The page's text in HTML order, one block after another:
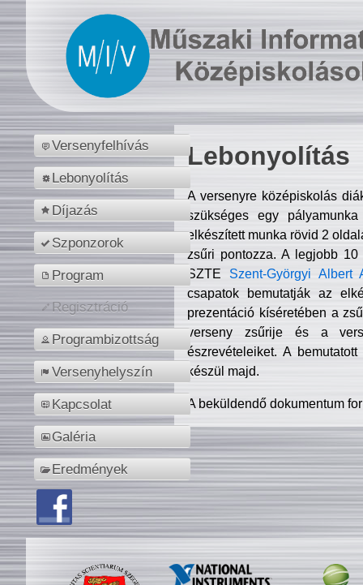
Versenyfelhívás
Lebonyolítás
Díjazás
Szponzorok
Program
Regisztráció
Programbizottság
Versenyhelyszín
Kapcsolat
Galéria
Eredmények
Lebonyolítás
A versenyre középiskolás
szükséges egy
elkészített munka rövid 2
zsűri pontozza. A legjobb
SZTE Szent-Györgyi Albert
csapatok bemutatják az
prezentáció kíséretében a
verseny zsűrije és a
észrevételeiket. A
készül majd.
A beküldendő dokumentum